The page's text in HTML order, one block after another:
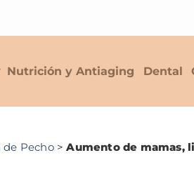
Nutrición y Antiaging Dental
de Pecho>Aumento de mamas,